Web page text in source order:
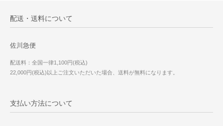
配送・送料について
佐川急便
配送料：全国一律1,100円(税込)
22,000円(税込)以上ご注文いただいた場合、送料が無料になります。
支払い方法について